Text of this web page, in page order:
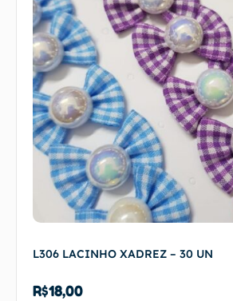
L306 LACINHO XADREZ – 30 UN
R$18,00